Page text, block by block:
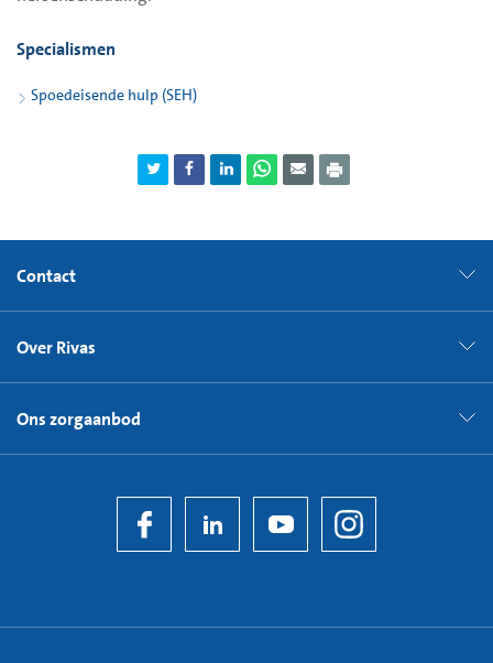
Specialismen
Spoedeisende hulp (SEH)
Contact
Over Rivas
Ons zorgaanbod